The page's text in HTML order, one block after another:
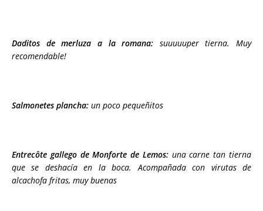
Daditos de merluza a la romana: suuuuuper tierna. Muy
recomendable!
Salmonetes plancha: un poco pequeñitos
Entrecôte gallego de Monforte de Lemos:una carne tan tierna
que se deshacía en la boca. Acompañada con virutas de
alcachofa fritas, muy buenas